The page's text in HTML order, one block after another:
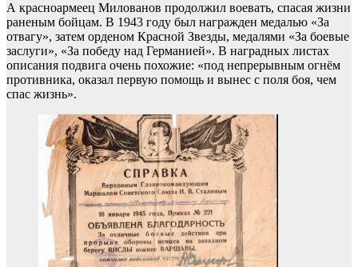
А красноармеец Милованов продолжил воевать, спасая жизни
раненым бойцам. В 1943 году был награжден медалью «За
отвагу», затем орденом Красной Звезды, медалями «За боевые
заслуги», «За победу над Германией». В наградных листах
описания подвига очень похожие: «под непрерывным огнём
противника, оказал первую помощь и вынес с поля боя, чем
спас жизнь».